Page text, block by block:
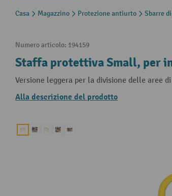
Casa Magazzino Protezione antiurto Sbarre
Numero articolo: 194159
Staffa protettiva Small, per
Versione leggera per la divisione delle aree
Alla descrizione del prodotto